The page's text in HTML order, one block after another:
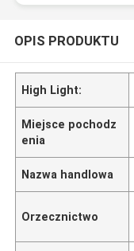
OPIS PRODUKTU
High Light:
Miejsce pochodz
enia
Nazwa handlowa
Orzecznictwo